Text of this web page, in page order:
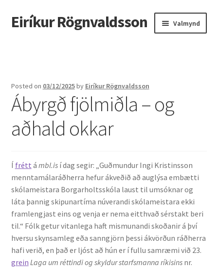
Fara
beint
Hoppa
yfir
Eiríkur Rögnvaldsson Valmynd
Ætt
Líf og starf
Kennsla
Kennd námskeið
Kennsluefni
Yfirlit um kennslu
Posted on 03/12/2025by Eiríkur Rögnvaldsson
Ábyrgð fjölmiðla – og
aðhald okkar
Í frétt á mbl.is í dag segir: „Guðmundur Ingi Kristinsson
menntamálaráðherra hefur ákveðið að auglýsa embætti
skólameistara Borgarholtsskóla laust til umsóknar og
láta þannig skipunartíma núverandi skólameistara ekki
framlengjast eins og venja er nema eitthvað sérstakt beri
til.“ Fólk getur vitanlega haft mismunandi skoðanir á því
hversu skynsamleg eða sanngjörn þessi ákvörðun ráðherra
hafi verið, en það er ljóst að hún er í fullu samræmi við 23.
grein Laga um réttindi og skyldur starfsmanna ríkisinsnr.